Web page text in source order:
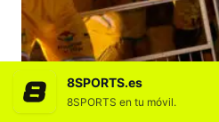
BALONCESTODESTACADOS
La campaña de abonados
8SPORTS.es
8SPORTS en tu móvil.